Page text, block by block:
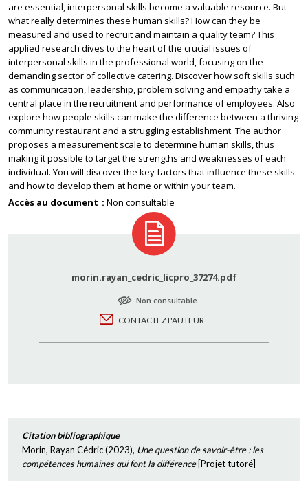
are essential, interpersonal skills become a valuable resource. But
what really determines these human skills? How can they be
measured and used to recruit and maintain a quality team? This
applied research dives to the heart of the crucial issues of
interpersonal skills in the professional world, focusing on the
demanding sector of collective catering. Discover how soft skills such
as communication, leadership, problem solving and empathy take a
central place in the recruitment and performance of employees. Also
explore how people skills can make the difference between a thriving
community restaurant and a struggling establishment. The author
proposes a measurement scale to determine human skills, thus
making it possible to target the strengths and weaknesses of each
individual. You will discover the key factors that influence these skills
and how to develop them at home or within your team.
Accès au document
Non consultable
morin.rayan_cedric_licpro_37274.pdf
Non consultable
CONTACTEZ L'AUTEUR
Citation bibliographique
Morin, Rayan Cédric(2023), Une question de savoir-être : les
compétences humaines qui font la différence[Projet tutoré]